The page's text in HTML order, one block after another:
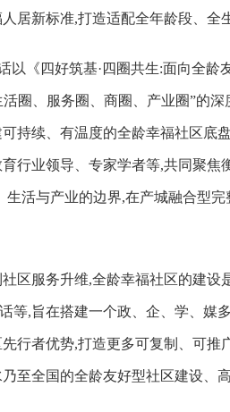
居新标准,打造适配全年龄段、全
以《四好筑基·四圈共生:面向全龄
圈、服务圈、商圈、产业圈”的
持续、有温度的全龄幸福社区底
行业领导、专家学者等,共同聚焦
活与产业的边界,在产城融合型
区服务升维,全龄幸福社区的建设
等,旨在搭建一个政、企、学、媒
行者优势,打造更多可复制、可推
至全国的全龄友好型社区建设、